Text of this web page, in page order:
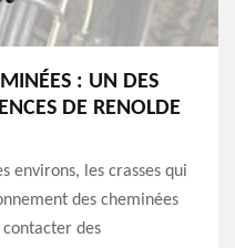
: UN DES
DE RENOLDE
environs, les crasses qui
des cheminées
des